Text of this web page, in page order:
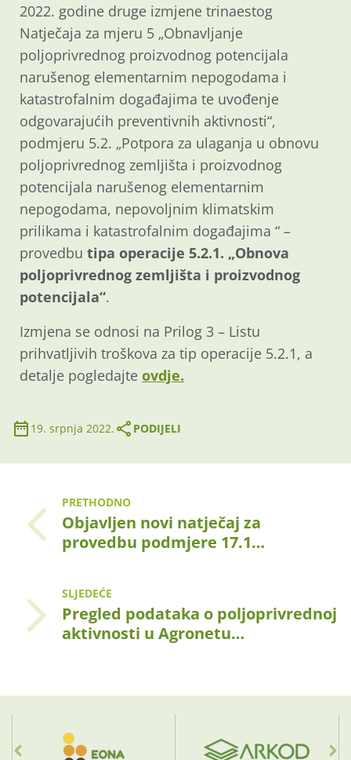
2022. godine druge izmjene trinaestog
Natječaja za mjeru 5 „Obnavljanje
poljoprivrednog proizvodnog potencijala
narušenog elementarnim nepogodama i
katastrofalnim događajima te uvođenje
odgovarajućih preventivnih aktivnosti“,
podmjeru 5.2. „Potpora za ulaganja u obnovu
poljoprivrednog zemljišta i proizvodnog
potencijala narušenog elementarnim
nepogodama, nepovoljnim klimatskim
prilikama i katastrofalnim događajima “ –
provedbu tipa operacije 5.2.1. „Obnova
poljoprivrednog zemljišta i proizvodnog
potencijala“.
Izmjena se odnosi na Prilog 3 – Listu
prihvatljivih troškova za tip operacije 5.2.1, a
detalje pogledajte ovdje.
19. srpnja 2022. PODIJELI
PRETHODNO
Objavljen novi natječaj za
provedbu podmjere 17.1…
SLJEDEĆE
Pregled podataka o poljoprivrednoj
aktivnosti u Agronetu…